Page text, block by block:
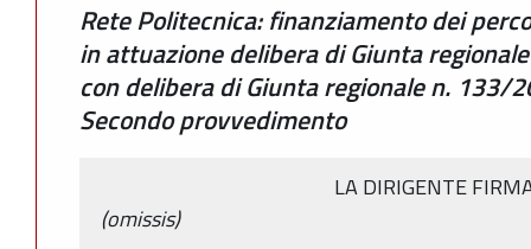
Rete Politecnica: finanziamento dei
in attuazione delibera di Giunta
con delibera di Giunta regionale n. 133/
Secondo provvedimento
LA DIRIGENTE
(omissis)